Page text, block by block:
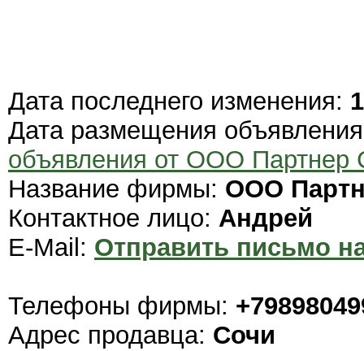
Дата последнего изменения:
Дата размещения
объявления от ООО Партнер
Название фирмы: ООО
Контактное лицо: Андрей
E-Mail: Отправить письмо
Телефоны фирмы:
Адрес продавца: Сочи